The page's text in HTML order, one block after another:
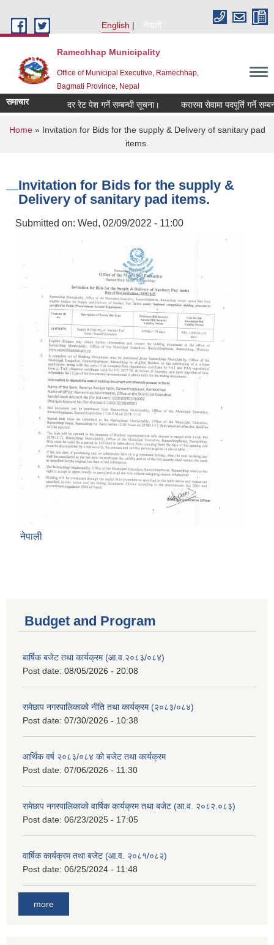
English
नेपाली
Ramechhap Municipality
Office of Municipal Executive, Ramechhap,
Bagmati Province, Nepal
समाचार दर रेट पेश गर्ने सम्बन्धी सूचना। करारमा सेवामा पदपूर्ति गर्ने सम्बन्धी
You are here
Home» Invitation for Bids for the supply & Delivery of sanitary pad
items.
Invitation for Bids for the supply &
Delivery of sanitary pad items.
Submitted on: Wed, 02/09/2022 - 11:00
नेपाली
Budget and Program
बार्षिक बजेट तथा कार्यक्रम (आ.व.२०८३/०८४)
Post date: 08/05/2026 - 20:08
रामेछाप नगरपालिकाको नीति तथा कार्यक्रम (२०८३/०८४)
Post date: 07/30/2026 - 10:38
आर्थिक वर्ष २०८३/०८४ को बजेट तथा कार्यक्रम
Post date: 07/06/2026 - 11:30
रामेछाप नगरपालिकाको वार्षिक कार्यक्रम तथा बजेट (आ.व. २०८२.०८३)
Post date: 06/23/2025 - 17:05
वार्षिक कार्यक्रम तथा बजेट (आ.व. २०८१/०८२)
Post date: 06/25/2024 - 11:48
more